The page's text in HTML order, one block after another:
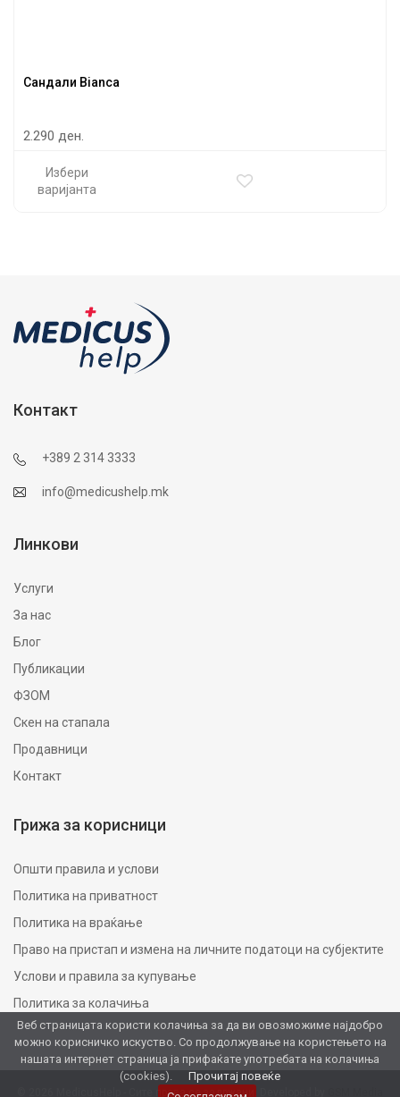
Сандали Bianca
2.290 ден.
Избери
варијанта
Веб страницата користи колачиња за да ви овозможиме најдобро
можно корисничко искуство. Со продолжување на користењето на
нашата интернет страница ја прифаќате употребата на колачиња
(cookies).
Прочитај повеќе
Контакт
+389 2 314 3333
info@medicushelp.mk
Линкови
Услуги
За нас
Блог
Публикации
ФЗОМ
Скен на стапала
Продавници
Контакт
Грижа за корисници
Општи правила и услови
Политика на приватност
Политика на враќање
Право на пристап и измена на личните податоци на субјектите
Услови и правила за купување
Политика за колачиња
© 2026 MedicusHelp - Сите права се задржани. Developed by